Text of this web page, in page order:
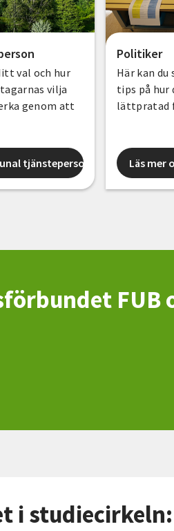
val och hur
vilja
genom att
tjänsteperson
Politiker
Här kan
tips på
lättpratad
Läs mer
FUB
i studiecirkeln: